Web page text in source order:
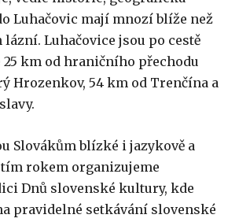
Luhačovic mají mnozí blíže než
Luhačovice jsou po cestě
25 km od hraničního přechodu
Hrozenkov, 54 km od Trenčína a
Slovákům blízké i jazykově a
rokem organizujeme
Dnů slovenské kultury, kde
pravidelné setkávání slovenské